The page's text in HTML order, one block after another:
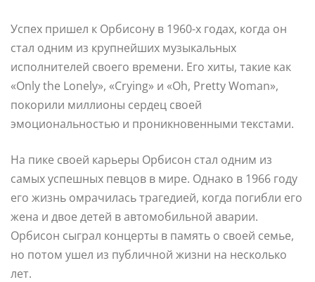
Успех пришел к Орбисону в 1960-х годах, когда он
стал одним из крупнейших музыкальных
исполнителей своего времени. Его хиты, такие как
«Only the Lonely», «Crying» и «Oh, Pretty Woman»,
покорили миллионы сердец своей
эмоциональностью и проникновенными текстами.
На пике своей карьеры Орбисон стал одним из
самых успешных певцов в мире. Однако в 1966 году
его жизнь омрачилась трагедией, когда погибли его
жена и двое детей в автомобильной аварии.
Орбисон сыграл концерты в память о своей семье,
но потом ушел из публичной жизни на несколько
лет.